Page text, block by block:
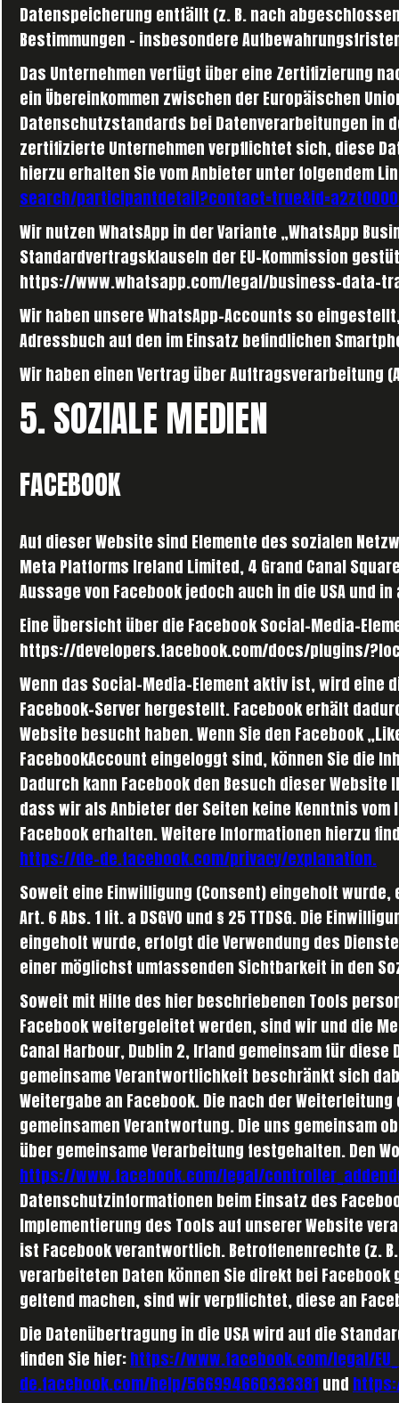
Datenspeicherung entfällt (z. B. nach
Bestimmungen – insbesondere
Das Unternehmen verfügt über eine Zertifizierung
ein Übereinkommen zwischen der Europäischen
Datenschutzstandards bei Datenverarbeitungen in
zertifizierte Unternehmen verpflichtet sich, diese
hierzu erhalten Sie vom Anbieter unter folgendem
search/
Wir nutzen WhatsApp in der Variante „WhatsApp
Standardvertragsklauseln der EU-Kommission
https://www.whatsapp.com/legal/business-data-
Wir haben unsere WhatsApp-Accounts so
Adressbuch auf den im Einsatz befindlichen
Wir haben einen Vertrag über Auftragsverarbeitung
5. SOZIALE MEDIEN
FACEBOOK
Auf dieser Website sind Elemente des sozialen
Meta Platforms Ireland Limited, 4 Grand Canal
Aussage von Facebook jedoch auch in die USA und
Eine Übersicht über die Facebook Social-Media-
https://developers.facebook.com/docs/plugins/
Wenn das Social-Media-Element aktiv ist, wird eine
Facebook-Server hergestellt. Facebook erhält
Website besucht haben. Wenn Sie den Facebook
FacebookAccount eingeloggt sind, können Sie die
Dadurch kann Facebook den Besuch dieser
dass wir als Anbieter der Seiten keine Kenntnis
Facebook erhalten. Weitere Informationen hierzu
https://de-de.facebook.com/privacy/explanation.
Soweit eine Einwilligung (Consent) eingeholt
Art. 6 Abs. 1 lit. a DSGVO und § 25 TTDSG. Die
eingeholt wurde, erfolgt die Verwendung des
einer möglichst umfassenden Sichtbarkeit in den
Soweit mit Hilfe des hier beschriebenen Tools
Facebook weitergeleitet werden, sind wir und die
Canal Harbour, Dublin 2, Irland gemeinsam für diese
gemeinsame Verantwortlichkeit beschränkt sich
Weitergabe an Facebook. Die nach der
gemeinsamen Verantwortung. Die uns gemeinsam
über gemeinsame Verarbeitung festgehalten. Den
https://www.facebook.com/legal/
Datenschutzinformationen beim Einsatz des
Implementierung des Tools auf unserer Website
ist Facebook verantwortlich. Betroffenenrechte (z.
verarbeiteten Daten können Sie direkt bei
geltend machen, sind wir verpflichtet, diese an
Die Datenübertragung in die USA wird auf die
finden Sie hier:https://www.facebook.com/legal/
de.facebook.com/help/566994660333381und